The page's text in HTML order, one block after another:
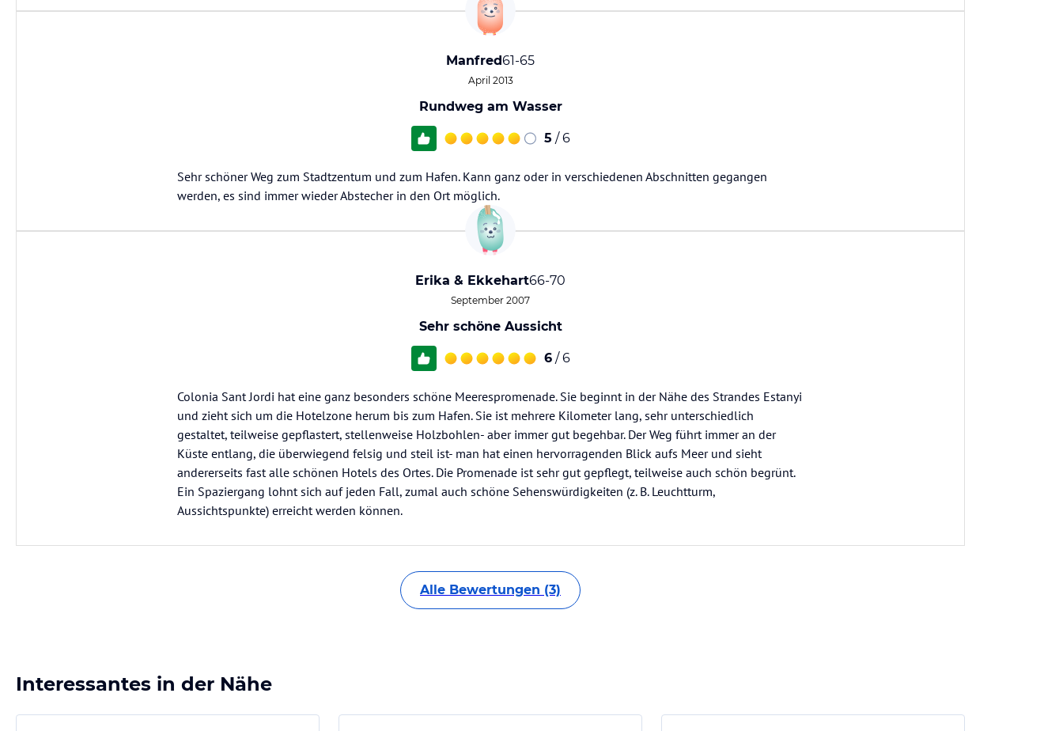
Manfred61-65
April 2013
Rundweg am Wasser
5 / 6
Sehr schöner Weg zum Stadtzentum und zum Hafen. Kann ganz oder in verschiedenen Abschnitten gegangen
werden, es sind immer wieder Abstecher in den Ort möglich.
Erika & Ekkehart66-70
September 2007
Sehr schöne Aussicht
6 / 6
Colonia Sant Jordi hat eine ganz besonders schöne Meerespromenade. Sie beginnt in der Nähe des Strandes Estanyi
und zieht sich um die Hotelzone herum bis zum Hafen. Sie ist mehrere Kilometer lang, sehr unterschiedlich
gestaltet, teilweise gepflastert, stellenweise Holzbohlen- aber immer gut begehbar. Der Weg führt immer an der
Küste entlang, die überwiegend felsig und steil ist- man hat einen hervorragenden Blick aufs Meer und sieht
andererseits fast alle schönen Hotels des Ortes. Die Promenade ist sehr gut gepflegt, teilweise auch schön begrünt.
Ein Spaziergang lohnt sich auf jeden Fall, zumal auch schöne Sehenswürdigkeiten (z. B. Leuchtturm,
Aussichtspunkte) erreicht werden können.
Alle Bewertungen (3)
Interessantes in der Nähe